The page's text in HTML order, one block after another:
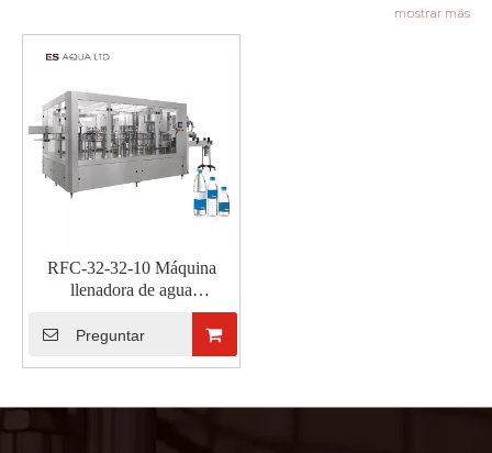
para satisfacer las demandas de operaciones tanto a
de agua pueden beneficiar a su negocio, no dude en
contactarnos.
mostrar más
RFC-32-32-10 Máquina
llenadora de agua
embotellada 3 en 1
totalmente automática
Preguntar